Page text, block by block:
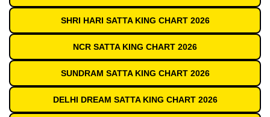
SHRI HARI SATTA KING CHART 2026
NCR SATTA KING CHART 2026
SUNDRAM SATTA KING CHART 2026
DELHI DREAM SATTA KING CHART 2026